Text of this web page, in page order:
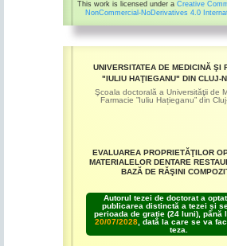
This work is licensed under a Creative
NonCommercial-NoDerivatives 4.0
UNIVERSITATEA DE MEDICINĂ ŞI
"IULIU HAŢIEGANU" DIN CLUJ-
Şcoala doctorală a Universităţii de
Farmacie ”Iuliu Hațieganu” din
EVALUAREA PROPRIETĂŢILOR
MATERIALELOR DENTARE
BAZĂ DE RĂŞINI
Autorul tezei de doctorat a
publicarea distinctă a tezei și
perioada de grație (24 luni), până
20/07/2028, dată la care se va
teza.